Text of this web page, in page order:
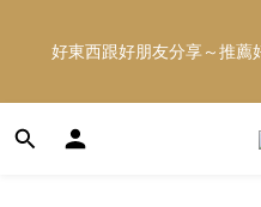
認現貨數量
好東西跟好朋友分享～推薦
多平台銷售，商品資訊及數